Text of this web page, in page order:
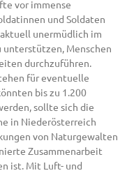
vor immense
und Soldaten
unermüdlich im
unterstützen, Menschen
durchzuführen.
für eventuelle
bis zu 1.200
sollte sich die
in Niederösterreich
von Naturgewalten
Zusammenarbeit
ist. Mit Luft- und